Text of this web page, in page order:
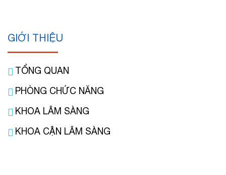
GIỚI THIỆU
TỔNG QUAN
PHÒNG CHỨC NĂNG
KHOA LÂM SÀNG
KHOA CẬN LÂM SÀNG